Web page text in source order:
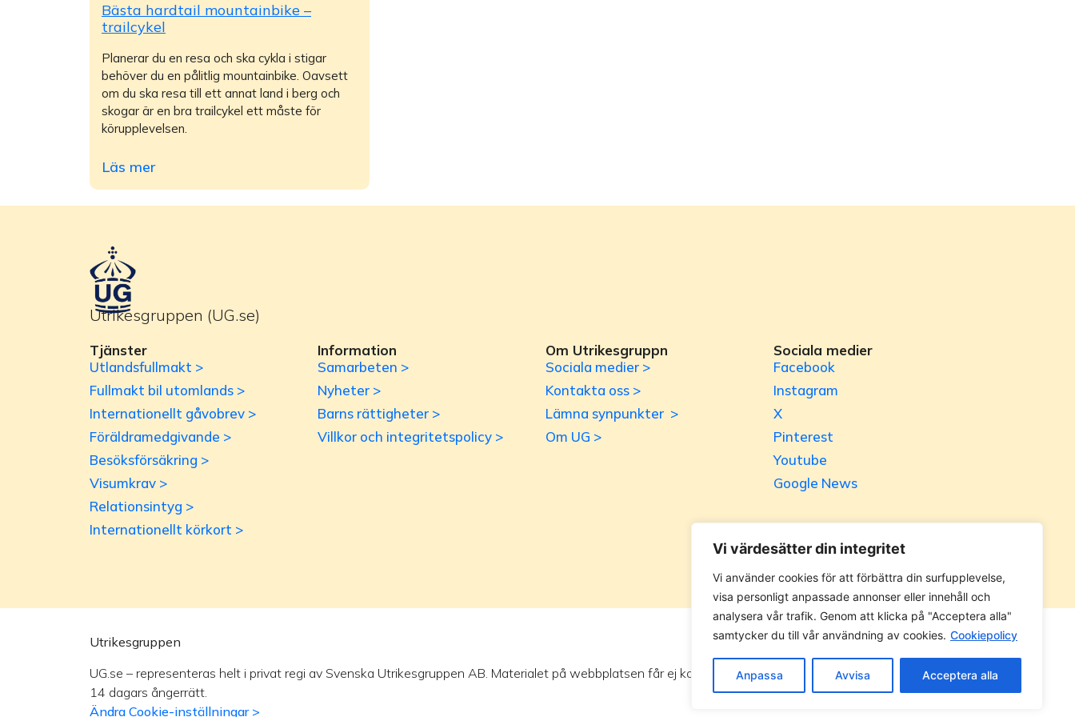
Vi värdesätter din integritet
Vi använder cookies för att förbättra din surfupplevelse,
visa personligt anpassade annonser eller innehåll och
analysera vår trafik. Genom att klicka på "Acceptera alla"
samtycker du till vår användning av cookies. Cookiepolicy
Anpassa Avvisa Acceptera alla
Bästa hardtail mountainbike –
trailcykel
Planerar du en resa och ska cykla i stigar
behöver du en pålitlig mountainbike. Oavsett
om du ska resa till ett annat land i berg och
skogar är en bra trailcykel ett måste för
körupplevelsen.
Läs mer
Utrikesgruppen (UG.se)
Tjänster
Utlandsfullmakt >
Fullmakt bil utomlands >
Internationellt gåvobrev >
Föräldramedgivande >
Besöksförsäkring >
Visumkrav >
Relationsintyg >
Internationellt körkort >
Information
Samarbeten >
Nyheter >
Barns rättigheter >
Villkor och integritetspolicy >
Om Utrikesgruppn
Sociala medier >
Kontakta oss >
Lämna synpunkter >
Om UG >
Sociala medier
Facebook
Instagram
X
Pinterest
Youtube
Google News
Utrikesgruppen
UG.se – representeras helt i privat regi av Svenska Utrikesgruppen AB. Materialet på webbplatsen får ej kopieras utan tillåtelse. Alla priser anges ink. moms.
14 dagars ångerrätt.
Ändra Cookie-inställningar >